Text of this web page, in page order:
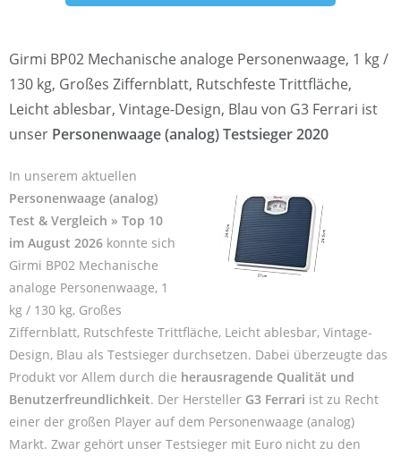
Girmi BP02 Mechanische analoge Personenwaage, 1 kg /
130 kg, Großes Ziffernblatt, Rutschfeste Trittfläche,
Leicht ablesbar, Vintage-Design, Blau von G3 Ferrari ist
unser Personenwaage (analog) Testsieger 2020
In unserem aktuellen
Personenwaage (analog)
Test & Vergleich » Top 10
im August 2026 konnte sich
Girmi BP02 Mechanische
analoge Personenwaage, 1
kg / 130 kg, Großes
Ziffernblatt, Rutschfeste Trittfläche, Leicht ablesbar, Vintage-
Design, Blau als Testsieger durchsetzen. Dabei überzeugte das
Produkt vor Allem durch die herausragende Qualität und
Benutzerfreundlichkeit. Der Hersteller G3 Ferrari ist zu Recht
einer der großen Player auf dem Personenwaage (analog)
Markt. Zwar gehört unser Testsieger mit Euro nicht zu den